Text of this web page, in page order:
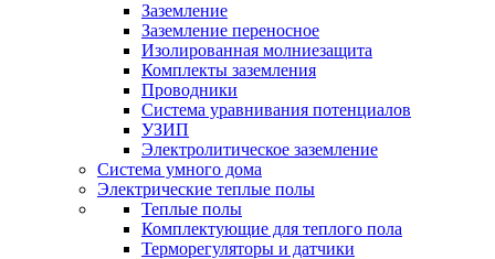
Заземление
Заземление переносное
Изолированная молниезащита
Комплекты заземления
Проводники
Система уравнивания потенциалов
УЗИП
Электролитическое заземление
Система умного дома
Электрические теплые полы
Теплые полы
Комплектующие для теплого пола
Терморегуляторы и датчики